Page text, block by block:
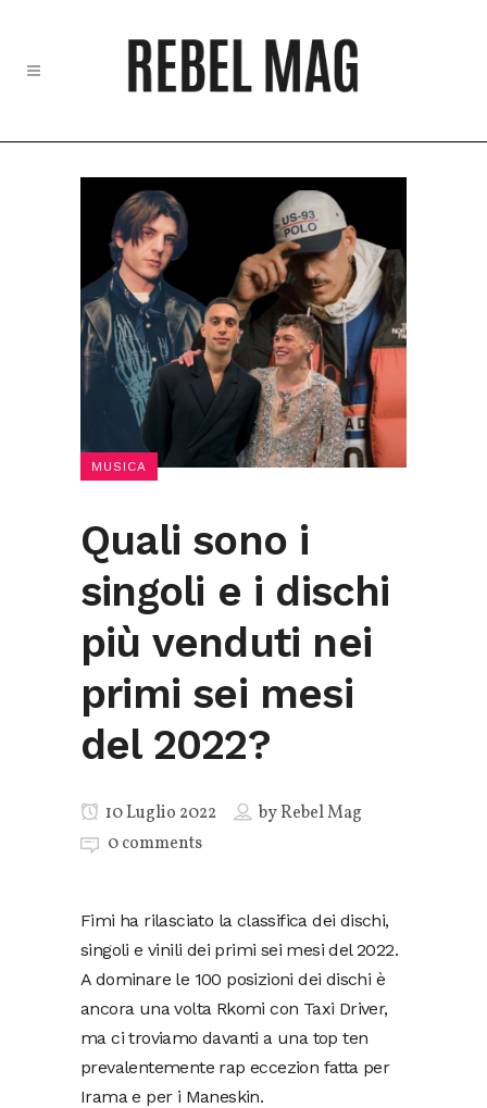
MUSICA
Quali sono i
singoli e i dischi
più venduti nei
primi sei mesi
del 2022?
10 Luglio 2022 byRebel Mag
0 comments
Fimi ha rilasciato la classifica dei dischi,
singoli e vinili dei primi sei mesi del 2022.
A dominare le 100 posizioni dei dischi è
ancora una volta Rkomi con Taxi Driver,
ma ci troviamo davanti a una top ten
prevalentemente rap eccezion fatta per
Irama e per i Maneskin.